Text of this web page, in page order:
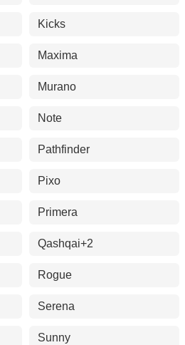
Kicks
Maxima
Murano
Note
Pathfinder
Pixo
Primera
Qashqai+2
Rogue
Serena
Sunny